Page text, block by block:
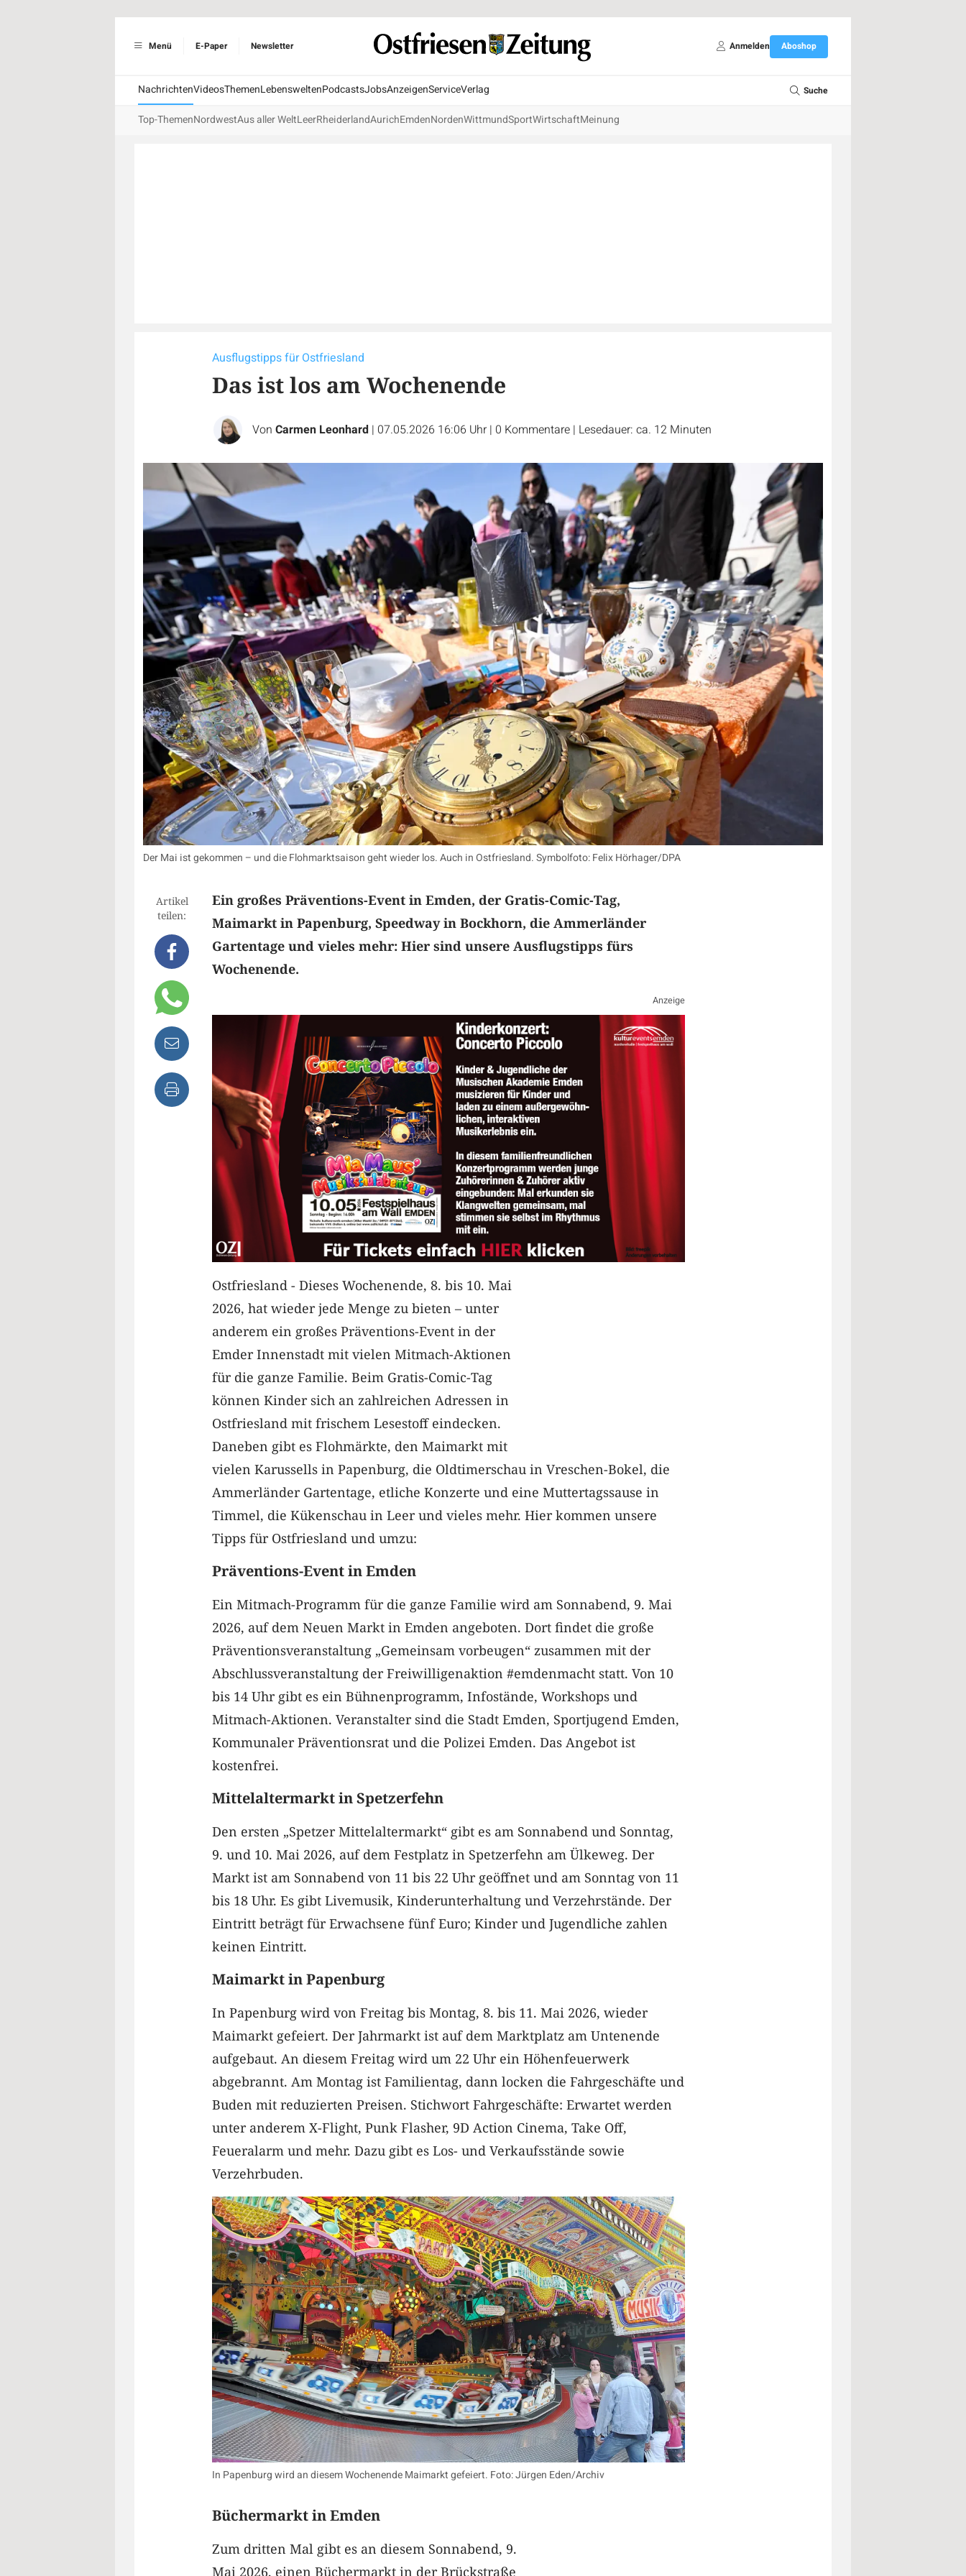
Menü E-Paper Newsletter Anmelden Aboshop
NachrichtenVideosThemenLebensweltenPodcastsJobsAnzeigenServiceVerlag Suche
Top-ThemenNordwestAus aller WeltLeerRheiderlandAurichEmdenNordenWittmundSportWirtschaftMeinung
Ausflugstipps für Ostfriesland
Das ist los am Wochenende
Von Carmen Leonhard | 07.05.2026 16:06 Uhr | 0 Kommentare | Lesedauer: ca. 12 Minuten
Der Mai ist gekommen – und die Flohmarktsaison geht wieder los. Auch in Ostfriesland. Symbolfoto: Felix Hörhager/DPA
Artikel
teilen:
Ein großes Präventions-Event in Emden, der Gratis-Comic-Tag,
Maimarkt in Papenburg, Speedway in Bockhorn, die Ammerländer
Gartentage und vieles mehr: Hier sind unsere Ausflugstipps fürs
Wochenende.
Anzeige
Ostfriesland - Dieses Wochenende, 8. bis 10. Mai
2026, hat wieder jede Menge zu bieten – unter
anderem ein großes Präventions-Event in der
Emder Innenstadt mit vielen Mitmach-Aktionen
für die ganze Familie. Beim Gratis-Comic-Tag
können Kinder sich an zahlreichen Adressen in
Ostfriesland mit frischem Lesestoff eindecken.
Daneben gibt es Flohmärkte, den Maimarkt mit
vielen Karussells in Papenburg, die Oldtimerschau in Vreschen-Bokel, die
Ammerländer Gartentage, etliche Konzerte und eine Muttertagssause in
Timmel, die Kükenschau in Leer und vieles mehr. Hier kommen unsere
Tipps für Ostfriesland und umzu:
Präventions-Event in Emden
Ein Mitmach-Programm für die ganze Familie wird am Sonnabend, 9. Mai
2026, auf dem Neuen Markt in Emden angeboten. Dort findet die große
Präventionsveranstaltung „Gemeinsam vorbeugen“ zusammen mit der
Abschlussveranstaltung der Freiwilligenaktion #emdenmacht statt. Von 10
bis 14 Uhr gibt es ein Bühnenprogramm, Infostände, Workshops und
Mitmach-Aktionen. Veranstalter sind die Stadt Emden, Sportjugend Emden,
Kommunaler Präventionsrat und die Polizei Emden. Das Angebot ist
kostenfrei.
Mittelaltermarkt in Spetzerfehn
Den ersten „Spetzer Mittelaltermarkt“ gibt es am Sonnabend und Sonntag,
9. und 10. Mai 2026, auf dem Festplatz in Spetzerfehn am Ülkeweg. Der
Markt ist am Sonnabend von 11 bis 22 Uhr geöffnet und am Sonntag von 11
bis 18 Uhr. Es gibt Livemusik, Kinderunterhaltung und Verzehrstände. Der
Eintritt beträgt für Erwachsene fünf Euro; Kinder und Jugendliche zahlen
keinen Eintritt.
Maimarkt in Papenburg
In Papenburg wird von Freitag bis Montag, 8. bis 11. Mai 2026, wieder
Maimarkt gefeiert. Der Jahrmarkt ist auf dem Marktplatz am Untenende
aufgebaut. An diesem Freitag wird um 22 Uhr ein Höhenfeuerwerk
abgebrannt. Am Montag ist Familientag, dann locken die Fahrgeschäfte und
Buden mit reduzierten Preisen. Stichwort Fahrgeschäfte: Erwartet werden
unter anderem X-Flight, Punk Flasher, 9D Action Cinema, Take Off,
Feueralarm und mehr. Dazu gibt es Los- und Verkaufsstände sowie
Verzehrbuden.
In Papenburg wird an diesem Wochenende Maimarkt gefeiert. Foto: Jürgen Eden/Archiv
Büchermarkt in Emden
Zum dritten Mal gibt es an diesem Sonnabend, 9.
Mai 2026, einen Büchermarkt in der Brückstraße